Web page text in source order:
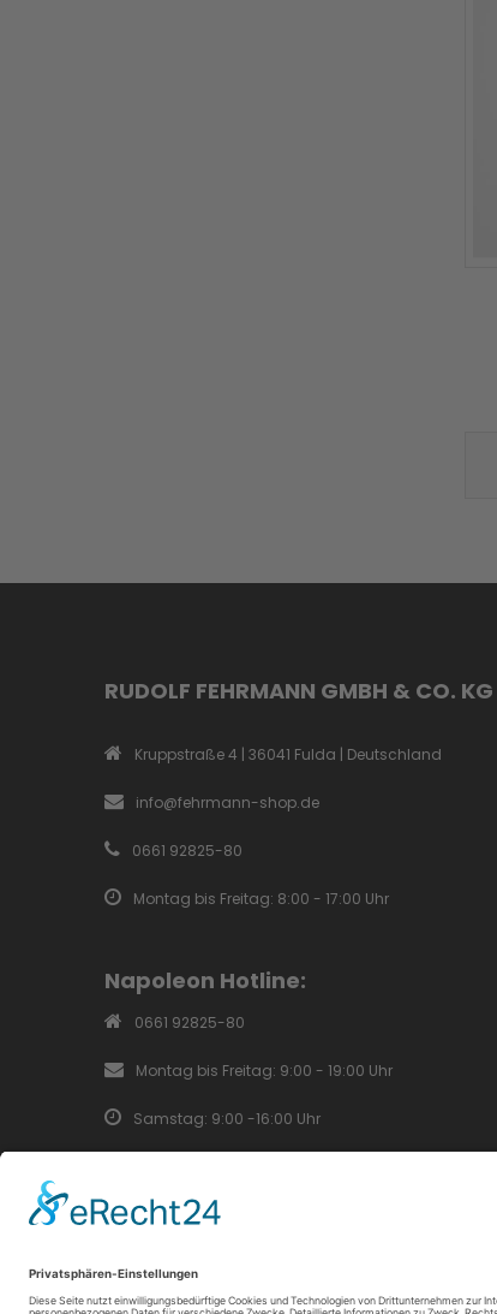
RUDOLF FEHRMANN GMBH & CO. KG
Kruppstraße 4 | 36041 Fulda | Deutschland
info@fehrmann-shop.de
0661 92825-80
Montag bis Freitag: 8:00 - 17:00 Uhr
Napoleon Hotline:
0661 92825-80
Montag bis Freitag: 9:00 - 19:00 Uhr
Samstag: 9:00 -16:00 Uhr